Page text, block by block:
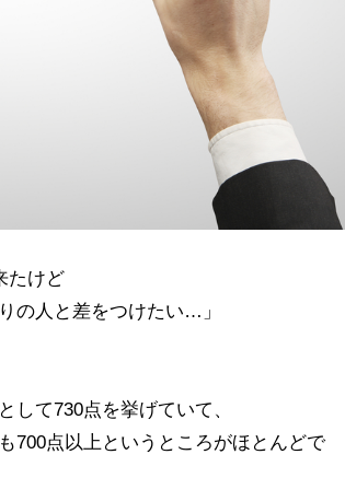
たけど
の人と差をつけたい…」
して730点を挙げていて、
700点以上というところがほとんどで